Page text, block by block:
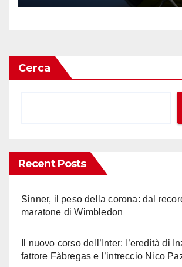
dell’Arsenal
Cerca
Recent Posts
Sinner, il peso della corona: dal
maratone di Wimbledon
Il nuovo corso dell’Inter: l’eredità di
fattore Fàbregas e l’intreccio Nico